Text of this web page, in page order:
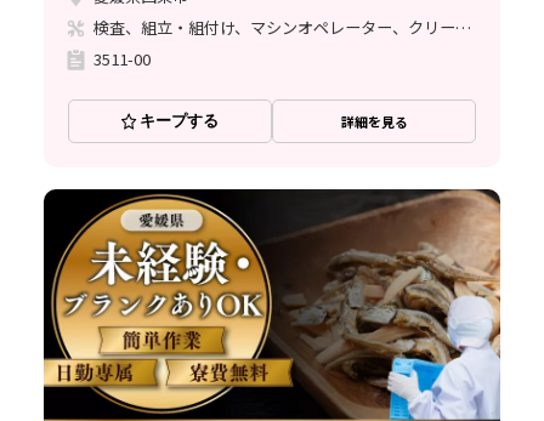
検査、組立・組付け、マシンオペレーター、クリーンルーム
3511-00
キープする 詳細を見る